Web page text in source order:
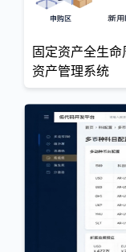
固定资产全生
资产管理系统